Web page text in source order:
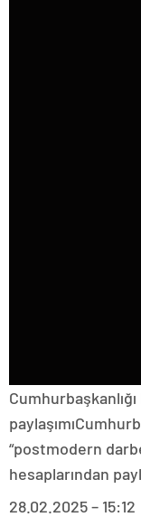
“postmodern
hesaplarından
28.02.2025 – 15:12